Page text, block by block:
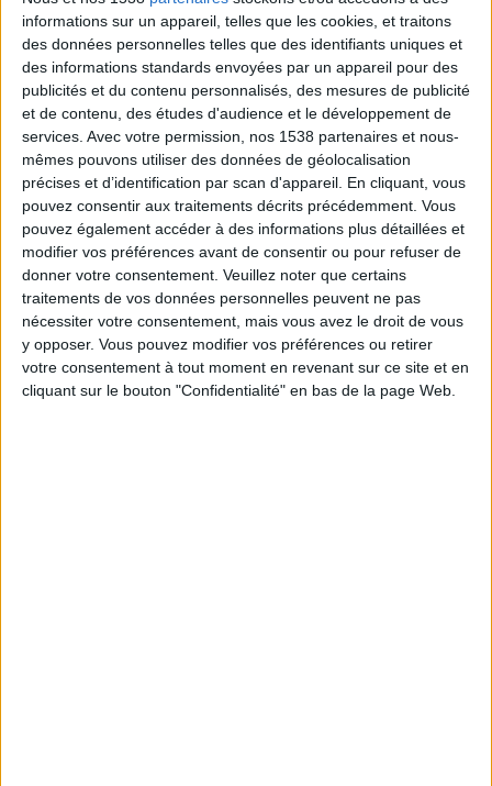
informations sur un appareil, telles que les cookies, et traitons
des données personnelles telles que des identifiants uniques et
des informations standards envoyées par un appareil pour des
publicités et du contenu personnalisés, des mesures de publicité
et de contenu, des études d'audience et le développement de
services. Avec votre permission, nos 1538 partenaires et nous-
mêmes pouvons utiliser des données de géolocalisation
précises et d’identification par scan d'appareil. En cliquant, vous
pouvez consentir aux traitements décrits précédemment. Vous
pouvez également accéder à des informations plus détaillées et
modifier vos préférences avant de consentir ou pour refuser de
donner votre consentement. Veuillez noter que certains
traitements de vos données personnelles peuvent ne pas
nécessiter votre consentement, mais vous avez le droit de vous
y opposer. Vous pouvez modifier vos préférences ou retirer
votre consentement à tout moment en revenant sur ce site et en
cliquant sur le bouton "Confidentialité" en bas de la page Web.
Webinaires en direct Voir tout
Peut-on remplacer la viande par des féculents ?
Consultation diététique du 05/08/2026